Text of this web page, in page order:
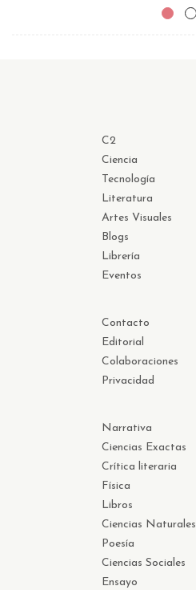
C2
Ciencia
Tecnología
Literatura
Artes Visuales
Blogs
Librería
Eventos
Contacto
Editorial
Colaboraciones
Privacidad
Narrativa
Ciencias Exactas
Crítica literaria
Física
Libros
Ciencias Naturales
Poesía
Ciencias Sociales
Ensayo